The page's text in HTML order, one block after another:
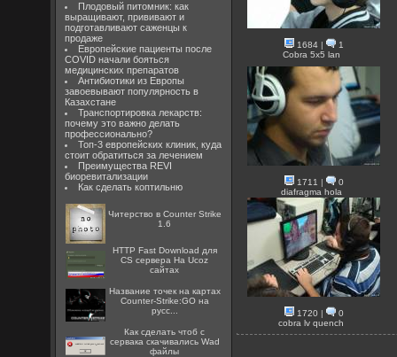
Плодовый питомник: как
выращивают, прививают и
подготавливают саженцы к
продаже
Европейские пациенты после
COVID начали бояться
медицинских препаратов
Антибиотики из Европы
завоевывают популярность в
Казахстане
Транспортировка лекарств:
почему это важно делать
профессионально?
Топ-3 европейских клиник, куда
стоит обратиться за лечением
Преимущества REVI
биоревитализации
Как сделать коптильню
Читерство в Counter Strike
1.6
HTTP Fast Download для
CS сервера На Ucoz
сайтах
Название точек на картах
Counter-Strike:GO на
русс...
Как сделать чтоб с
сервака скачивались Wad
файлы
1684|
1
Cobra 5x5 lan
1711 |
0
diafragma hola
1720 |
0
cobra lv quench